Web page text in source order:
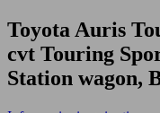
Toyota Auris
cvt Touring
Station wagon,